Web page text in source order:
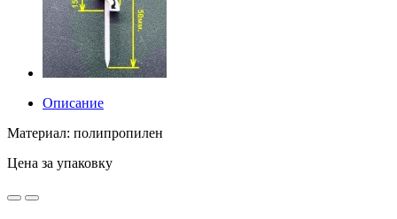
Описание
Материал: полипропилен
Цена за упаковку